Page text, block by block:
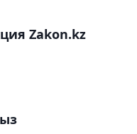
Zakon.kz